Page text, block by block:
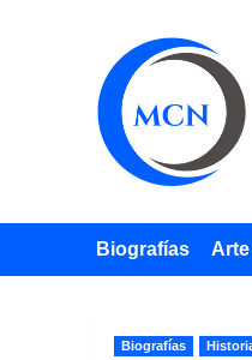
Biografías
Biografías